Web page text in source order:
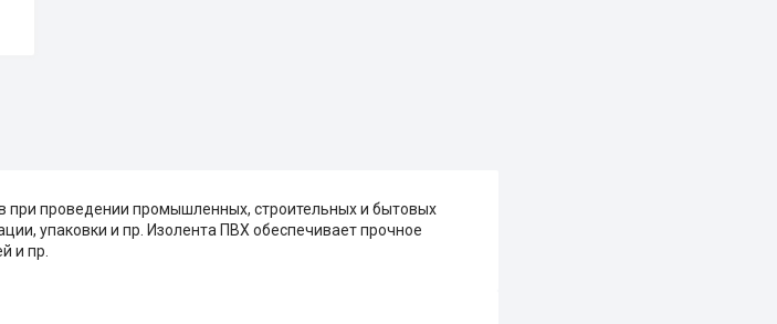
при проведении промышленных, строительных и бытовых
упаковки и пр. Изолента ПВХ обеспечивает прочное
и пр.